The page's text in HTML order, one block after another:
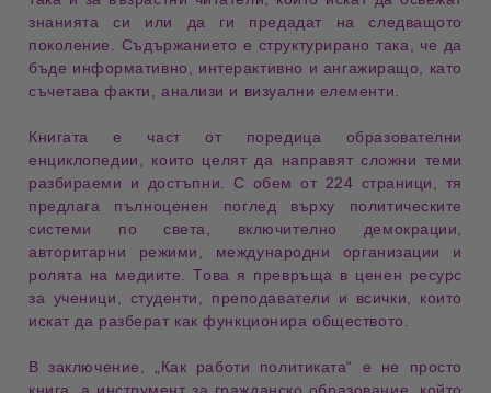
знанията си или да ги предадат на следващото
поколение. Съдържанието е структурирано така, че да
бъде информативно, интерактивно и ангажиращо , като
съчетавафакти анализи и визуални елементи
Книгата е част от поредица образователни
енциклопедии
, които целят да направят сложни теми
разбираеми и достъпни . С обем от 224 страници
, тя
предлага пълноценен поглед върху политическите
системи по света, включително демокрации
авторитарни режими
международни организации
и
ролята на медиите . Това я превръща в ценен ресурс
за ученици, студенти, преподаватели и всички, които
искат да разберат как функционира обществото
В заключение, „Как работи политиката“
е не просто